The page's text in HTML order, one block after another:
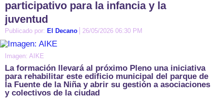
participativo para la infancia y la
juventud
Publicado por: El Decano 26/05/2026 06:30 PM
Imagen: AIKE
La formación llevará al próximo Pleno una iniciativa
para rehabilitar este edificio municipal del parque de
la Fuente de la Niña y abrir su gestión a asociaciones
y colectivos de la ciudad